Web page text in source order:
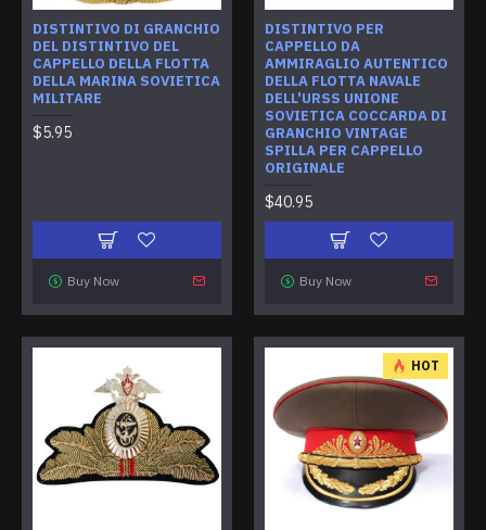
DISTINTIVO DI GRANCHIO
DEL DISTINTIVO DEL
CAPPELLO DELLA FLOTTA
DELLA MARINA SOVIETICA
MILITARE
$5.95
Buy Now
DISTINTIVO PER
CAPPELLO DA
AMMIRAGLIO AUTENTICO
DELLA FLOTTA NAVALE
DELL'URSS UNIONE
SOVIETICA COCCARDA DI
GRANCHIO VINTAGE
SPILLA PER CAPPELLO
ORIGINALE
$40.95
Buy Now
HOT